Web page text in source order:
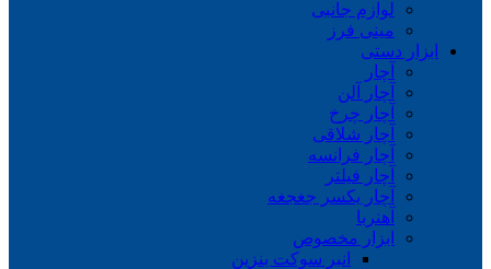
لوازم جانبی
مینی فرز
ابزار دستی
آچار
آچار آلن
آچار چرخ
آچار شلاقی
آچار فرانسه
آچار فیلتر
آچار یکسر جغجغه
آهنربا
ابزار مخصوص
انبر سوکت بنزین